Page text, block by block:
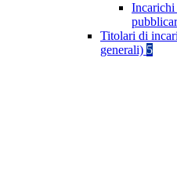
Incarichi
Titolari di
generali) 5